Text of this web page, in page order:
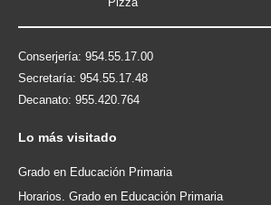
Conserjería: 954.55.17.00
Secretaría: 954.55.17.48
Decanato: 955.420.764
Lo más visitado
Grado en Educación Primaria
Horarios. Grado en Educación Primaria